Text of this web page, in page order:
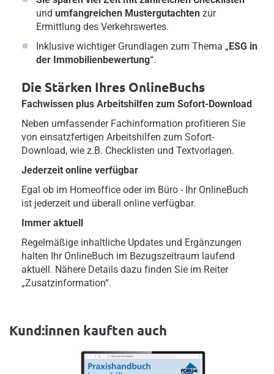
und umfangreichen Mustergutachten zur
Ermittlung des Verkehrswertes.
Inklusive wichtiger Grundlagen zum Thema „ESG in
der Immobilienbewertung“.
Die Stärken Ihres OnlineBuchs
Fachwissen plus Arbeitshilfen zum Sofort-Download
Neben umfassender Fachinformation profitieren Sie
von einsatzfertigen Arbeitshilfen zum Sofort-
Download, wie z.B. Checklisten und Textvorlagen.
Jederzeit online verfügbar
Egal ob im Homeoffice oder im Büro - Ihr OnlineBuch
ist jederzeit und überall online verfügbar.
Immer aktuell
Regelmäßige inhaltliche Updates und Ergänzungen
halten Ihr OnlineBuch im Bezugszeitraum laufend
aktuell. Nähere Details dazu finden Sie im Reiter
„Zusatzinformation“.
Kund:innen kauften auch